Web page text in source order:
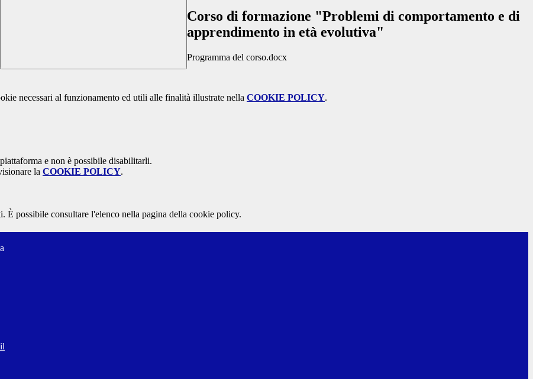
Corso di formazione "Problemi di comportamento e di
apprendimento in età evolutiva"
Programma del corso.docx
necessari al funzionamento ed utili alle finalità illustrate nella COOKIE POLICY.
e non è possibile disabilitarli.
la COOKIE POLICY.
È possibile consultare l'elenco nella pagina della cookie policy.